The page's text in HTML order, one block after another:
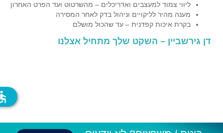
ליווי צמוד למעצבים ואדריכלים – מהשרטוט ועד הפרט האחרון
מענה מהיר לליקויים וניהול בדק לאחר המסירה
בקרת איכות קפדנית – עד שהכול מושלם
דן גירשביין – השקט שלך מתחיל אצלנו